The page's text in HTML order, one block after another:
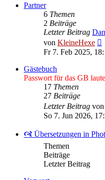
Partner
6 Themen
2 Beiträge
Letzter Beitrag
von KleineHexe
Fr 7. Feb 2025,
Gästebuch
Passwort für das GB
17 Themen
27 Beiträge
Letzter Beitrag von
So 7. Jun 2026,
🙧 Übersetzungen in
Themen
Beiträge
Letzter Beitrag